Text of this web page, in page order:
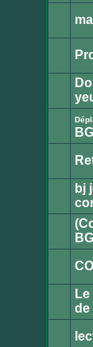
non
Aucun
non
Sujet
sujet
Vous
ne
pouvez
pas
publier
ou
modifier
de
Aucun
non
bj
Aucun
non
Aucun
non
de